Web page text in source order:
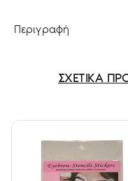
Περιγραφή
ΣΧΕΤΙΚΑ